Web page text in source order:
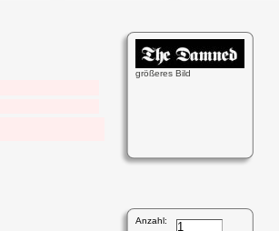
größeres Bild
Anzahl: